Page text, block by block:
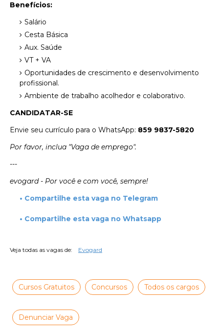
Benefícios:
Salário
Cesta Básica
Aux. Saúde
VT + VA
Oportunidades de crescimento e desenvolvimento
profissional.
Ambiente de trabalho acolhedor e colaborativo.
CANDIDATAR-SE
Envie seu currículo para o WhatsApp: 859 9837-5820
Por favor, inclua "Vaga de emprego".
---
evogard - Por você e com você, sempre!
• Compartilhe esta vaga no Telegram
• Compartilhe esta vaga no Whatsapp
Veja todas as vagas de: Evogard
Cursos Gratuitos Concursos Todos os cargos
Denunciar Vaga